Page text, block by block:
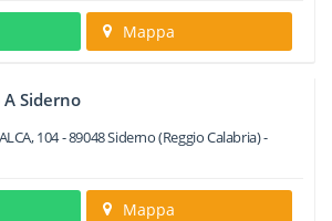
Mappa
Siderno
104-89048Siderno(Reggio Calabria) -
Mappa